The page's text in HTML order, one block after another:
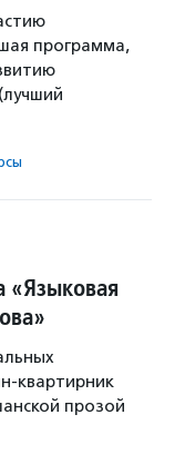
программа,
«Языковая
квартирник
прозой